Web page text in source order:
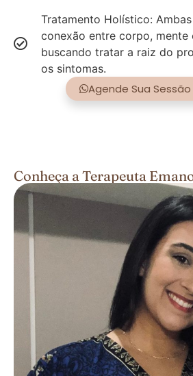
Tratamento Holístico:
conexão entre corpo, mente
buscando tratar a raiz do
os sintomas.
Agende Sua
Conheça a Terapeuta